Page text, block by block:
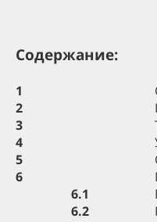
Содержание:
1
2
3
4
5
6
6.1
6.2